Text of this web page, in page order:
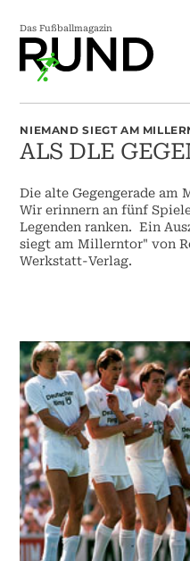
Das Fußballmagazin
NIEMAND SIEGT AM
ALS DLE
Die alte Gegengerade am
Wir erinnern an fünf
Legenden ranken. Ein
siegt am Millerntor" von
Werkstatt-Verlag.